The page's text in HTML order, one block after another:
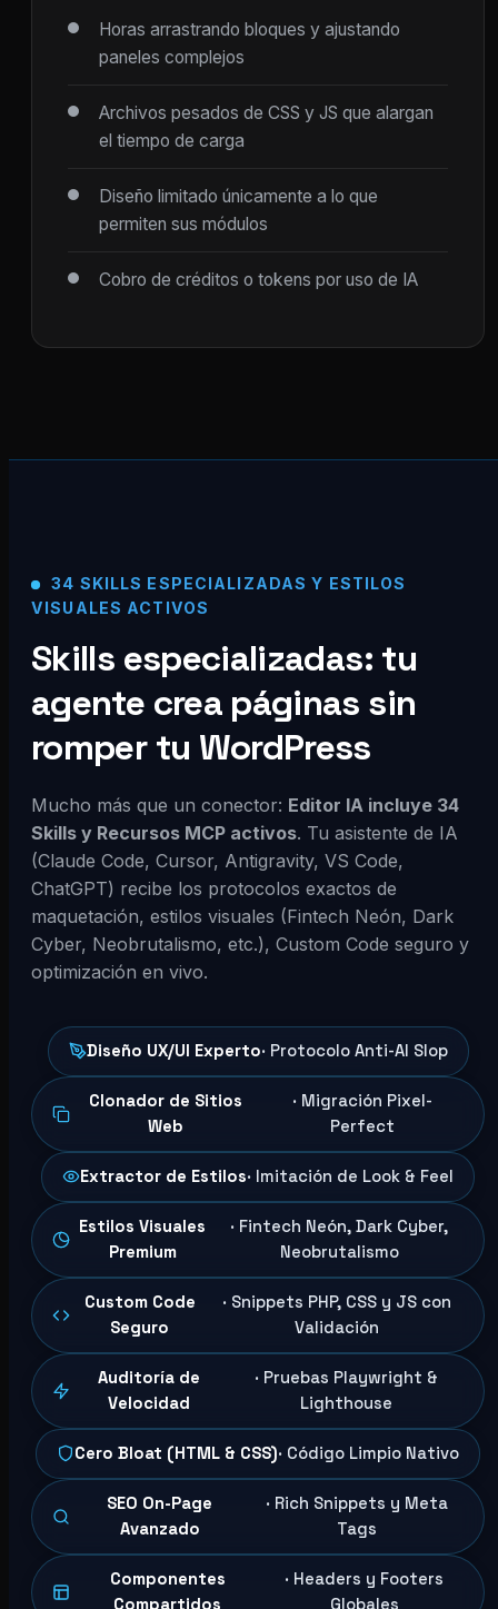
Horas arrastrando bloques y ajustando
paneles complejos
Archivos pesados de CSS y JS que alargan
el tiempo de carga
Diseño limitado únicamente a lo que
permiten sus módulos
Cobro de créditos o tokens por uso de IA
34 SKILLS ESPECIALIZADAS Y ESTILOS
VISUALES ACTIVOS
Skills especializadas: tu
agente crea páginas sin
romper tu WordPress
Mucho más que un conector: Editor IA incluye 34
Skills y Recursos MCP activos. Tu asistente de IA
(Claude Code, Cursor, Antigravity, VS Code,
ChatGPT) recibe los protocolos exactos de
maquetación, estilos visuales (Fintech Neón, Dark
Cyber, Neobrutalismo, etc.), Custom Code seguro y
optimización en vivo.
Diseño UX/UI Experto· Protocolo Anti-AI Slop
Clonador de Sitios
Web
· Migración Pixel-
Perfect
Extractor de Estilos· Imitación de Look & Feel
Estilos Visuales
Premium
· Fintech Neón, Dark Cyber,
Neobrutalismo
Custom Code
Seguro
· Snippets PHP, CSS y JS con
Validación
Auditoría de
Velocidad
· Pruebas Playwright &
Lighthouse
Cero Bloat (HTML & CSS)· Código Limpio Nativo
SEO On-Page
Avanzado
· Rich Snippets y Meta
Tags
Componentes
Compartidos
· Headers y Footers
Globales